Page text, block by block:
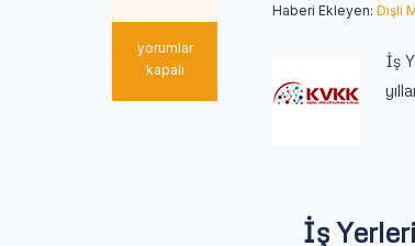
İş
Yerlerinde
yorumlar
kapalı
Haberi Ekleyen:Dişli
İş
İş